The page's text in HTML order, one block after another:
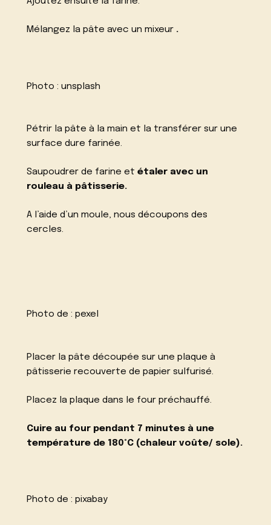
Mélangez la pâte avec un mixeur .
Photo :unsplash
Pétrir la pâte à la main et la transférer sur une
surface dure farinée.
Saupoudrer de farine etétaler avec un
rouleau à pâtisserie.
A l’aide d’un moule, nous découpons des
cercles.
Photo de :pexel
Placer la pâte découpée sur une plaque à
pâtisserie recouverte de papier sulfurisé.
Placez la plaque dans le four préchauffé.
Cuire au four pendant 7 minutes à une
température de 180°C (chaleur voûte/ sole).
Photo de :pixabay